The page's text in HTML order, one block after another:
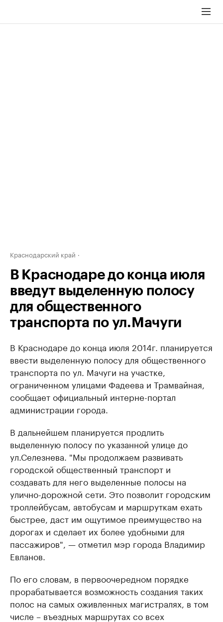
Краснодарский край
В Краснодаре до конца июля
введут выделенную полосу
для общественного
транспорта по ул.Мачуги
В Краснодаре до конца июля 2014г. планируется
ввести выделенную полосу для общественного
транспорта по ул. Мачуги на участке,
ограниченном улицами Фадеева и Трамвайная,
сообщает официальный интерне-портал
администрации города.
В дальнейшем планируется продлить
выделенную полосу по указанной улице до
ул.Селезнева. "Мы продолжаем развивать
городской общественный транспорт и
создавать для него выделенные полосы на
улично-дорожной сети. Это позволит городским
троллейбусам, автобусам и маршруткам ехать
быстрее, даст им ощутимое преимущество на
дорогах и сделает их более удобными для
пассажиров", — отметил мэр города Владимир
Евланов.
По его словам, в первоочередном порядке
прорабатывается возможность создания таких
полос на самых оживленных магистралях, в том
числе – въездных маршрутах со всех